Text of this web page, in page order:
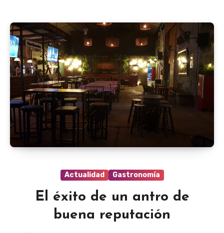
Actualidad Gastronomía
El éxito de un antro de
buena reputación